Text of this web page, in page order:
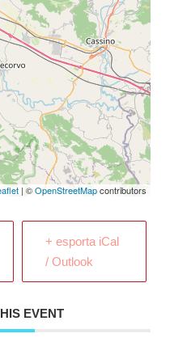
| ©OpenStreetMapcontributors
+ esporta iCal
/ Outlook
EVENT